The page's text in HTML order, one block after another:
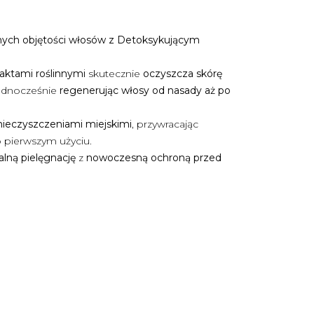
objętości włosów z Detoksykującym
roślinnymi skutecznie oczyszcza skórę
regenerując włosy od nasady aż po
miejskimi, przywracając
użyciu.
pielęgnację z nowoczesną ochroną przed